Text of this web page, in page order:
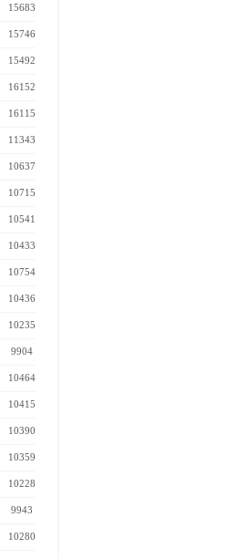
15683
15746
15492
16152
16115
11343
10637
10715
10541
10433
10754
10436
10235
9904
10464
10415
10390
10359
10228
9943
10280